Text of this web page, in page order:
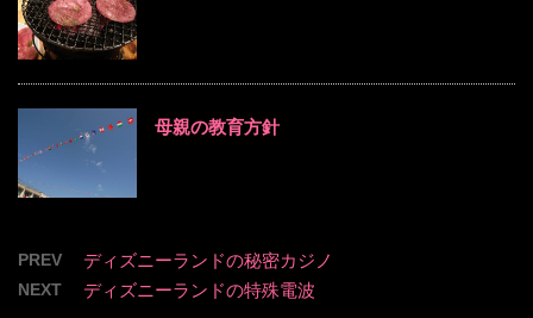
母親の教育方針
PREV ディズニーランドの秘密カジノ
NEXT ディズニーランドの特殊電波